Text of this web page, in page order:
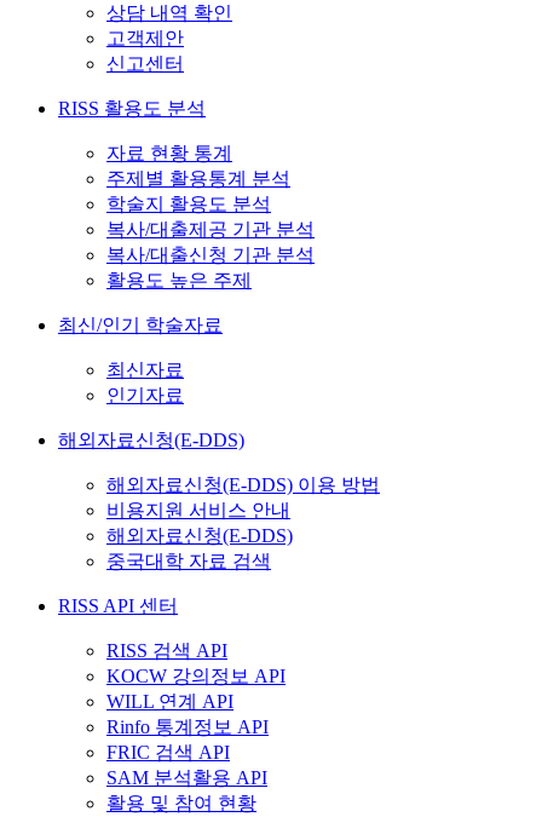
상담 내역 확인
고객제안
신고센터
RISS 활용도 분석
자료 현황 통계
주제별 활용통계 분석
학술지 활용도 분석
복사/대출제공 기관 분석
복사/대출신청 기관 분석
활용도 높은 주제
최신/인기 학술자료
최신자료
인기자료
해외자료신청(E-DDS)
해외자료신청(E-DDS) 이용 방법
비용지원 서비스 안내
해외자료신청(E-DDS)
중국대학 자료 검색
RISS API 센터
RISS 검색 API
KOCW 강의정보 API
WILL 연계 API
Rinfo 통계정보 API
FRIC 검색 API
SAM 분석활용 API
활용 및 참여 현황